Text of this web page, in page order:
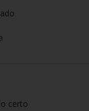
certo